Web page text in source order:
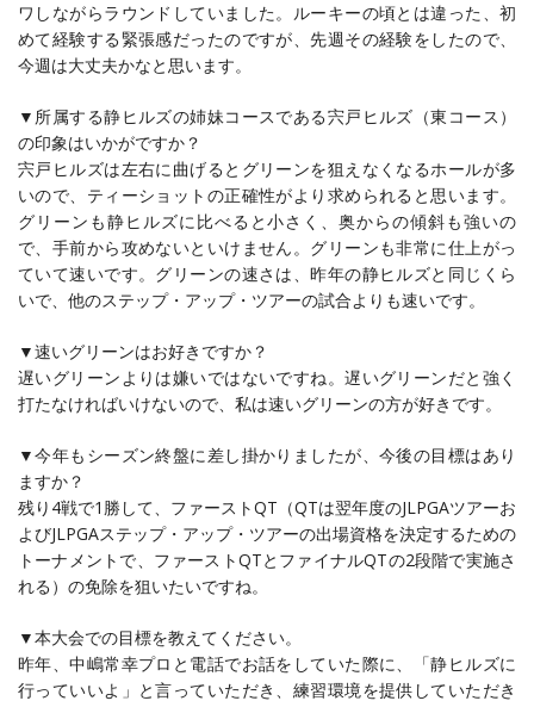
ワしながらラウンドしていました。ルーキーの頃とは違った、初
めて経験する緊張感だったのですが、先週その経験をしたので、
今週は大丈夫かなと思います。
▼所属する静ヒルズの姉妹コースである宍戸ヒルズ（東コース）
の印象はいかがですか？
宍戸ヒルズは左右に曲げるとグリーンを狙えなくなるホールが多
いので、ティーショットの正確性がより求められると思います。
グリーンも静ヒルズに比べると小さく、奥からの傾斜も強いの
で、手前から攻めないといけません。グリーンも非常に仕上がっ
ていて速いです。グリーンの速さは、昨年の静ヒルズと同じくら
いで、他のステップ・アップ・ツアーの試合よりも速いです。
▼速いグリーンはお好きですか？
遅いグリーンよりは嫌いではないですね。遅いグリーンだと強く
打たなければいけないので、私は速いグリーンの方が好きです。
▼今年もシーズン終盤に差し掛かりましたが、今後の目標はあり
ますか？
残り4戦で1勝して、ファーストQT（QTは翌年度のJLPGAツアーお
よびJLPGAステップ・アップ・ツアーの出場資格を決定するための
トーナメントで、ファーストQTとファイナルQTの2段階で実施さ
れる）の免除を狙いたいですね。
▼本大会での目標を教えてください。
昨年、中嶋常幸プロと電話でお話をしていた際に、「静ヒルズに
行っていいよ」と言っていただき、練習環境を提供していただき